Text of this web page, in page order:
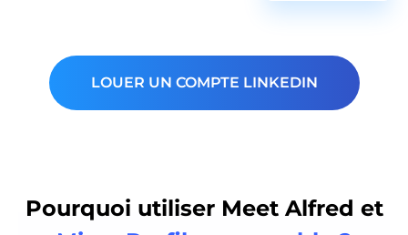
LOUER UN COMPTE LINKEDIN
Pourquoi utiliser Meet Alfred et